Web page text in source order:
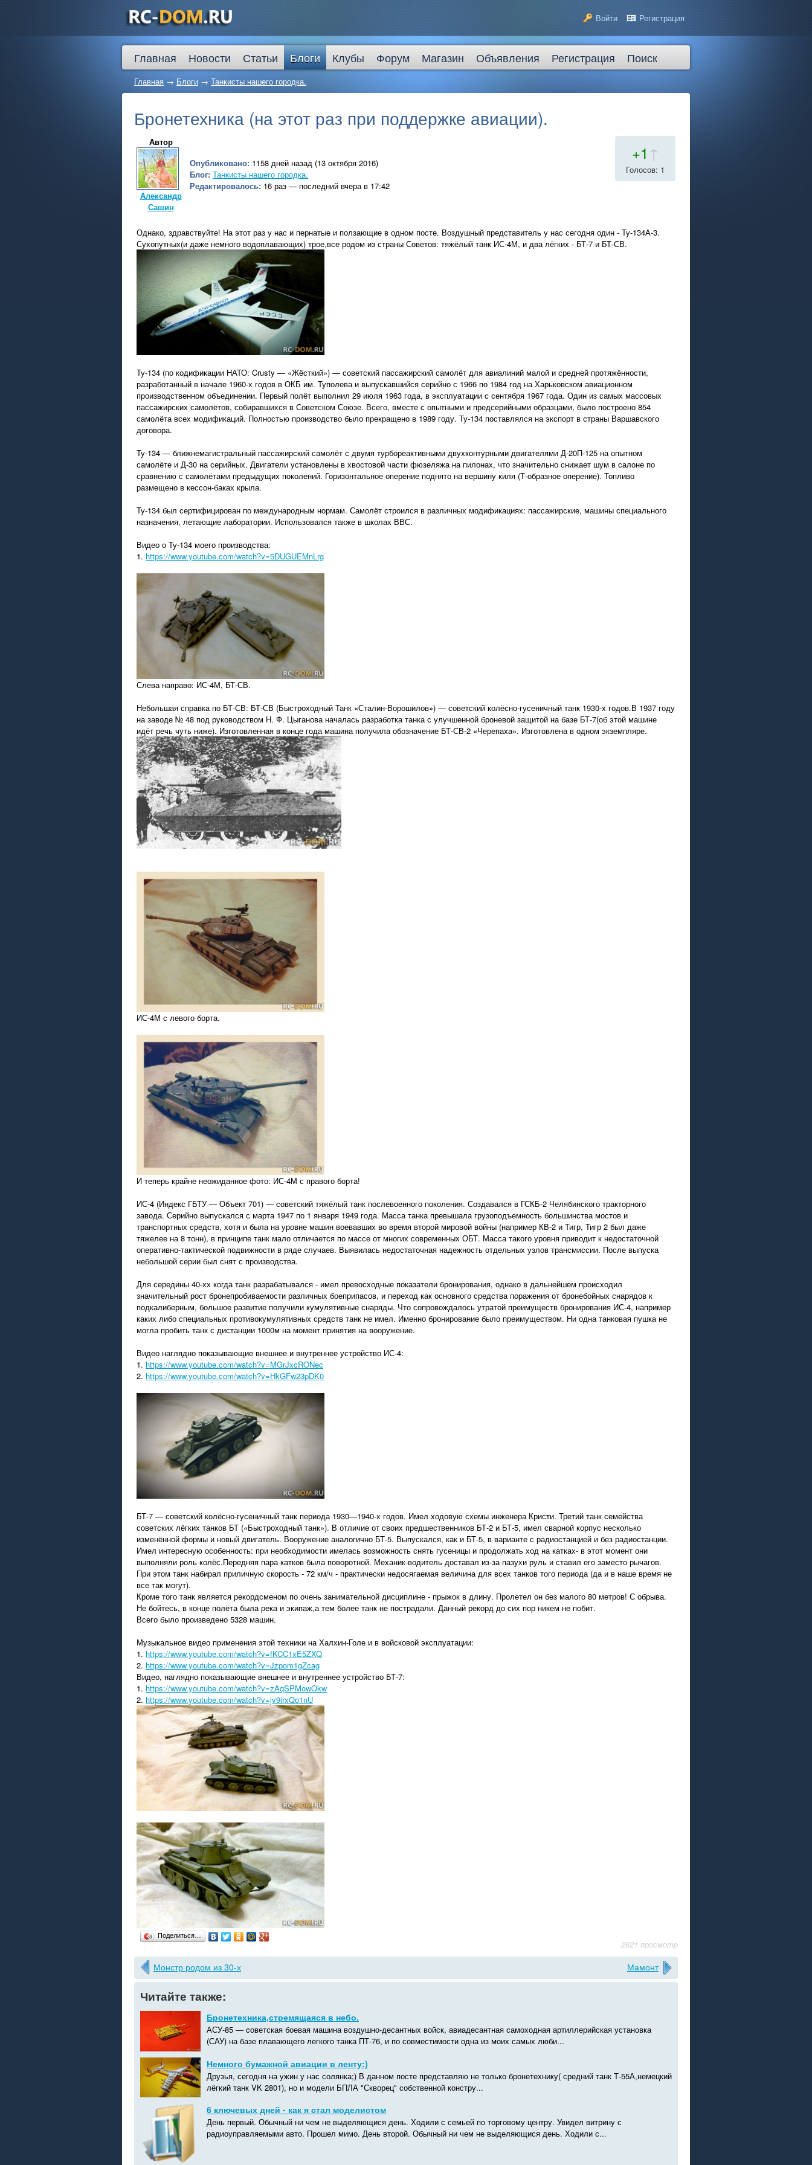
Войти Регистрация
Главная Новости Статьи Блоги Клубы Форум Магазин Объявления Регистрация Поиск
Главная → Блоги → Танкисты нашего городка.
Бронетехника (на этот раз при поддержке авиации).
Автор
Александр
Сашин
Опубликовано: 1158 дней назад (13 октября 2016)
Блог: Танкисты нашего городка.
Редактировалось: 16 раз — последний вчера в 17:42
+1 ↑
Голосов: 1
Однако, здравствуйте! На этот раз у нас и пернатые и ползающие в одном посте. Воздушный представитель у нас сегодня один - Ту-134А-3.
Сухопутных(и даже немного водоплавающих) трое,все родом из страны Советов: тяжёлый танк ИС-4М, и два лёгких - БТ-7 и БТ-СВ.
Ту-134 (по кодификации НАТО: Crusty — «Жёсткий») — советский пассажирский самолёт для авиалиний малой и средней протяжённости,
разработанный в начале 1960-х годов в ОКБ им. Туполева и выпускавшийся серийно с 1966 по 1984 год на Харьковском авиационном
производственном объединении. Первый полёт выполнил 29 июля 1963 года, в эксплуатации с сентября 1967 года. Один из самых массовых
пассажирских самолётов, собиравшихся в Советском Союзе. Всего, вместе с опытными и предсерийными образцами, было построено 854
самолёта всех модификаций. Полностью производство было прекращено в 1989 году. Ту-134 поставлялся на экспорт в страны Варшавского
договора.
Ту-134 — ближнемагистральный пассажирский самолёт с двумя турбо­реактив­ны­ми двух­контур­ны­ми двигателями Д-20П-125 на опытном
самолёте и Д-30 на серийных. Двигатели установлены в хвостовой части фюзеляжа на пилонах, что значительно снижает шум в салоне по
сравнению с самолётами предыдущих поколений. Горизонтальное оперение поднято на вершину киля (Т-образное оперение). Топливо
размещено в кессон-баках крыла.
Ту-134 был сертифицирован по международным нормам. Самолёт строился в различных модификациях: пассажирские, машины специального
назначения, летающие лаборатории. Использовался также в школах ВВС.
Видео о Ту-134 моего производства:
1. https://www.youtube.com/watch?v=5DUGUEMnLrg
Слева направо: ИС-4М, БТ-СВ.
Небольшая справка по БТ-СВ: БТ-СВ (Быстроходный Танк «Сталин-Ворошилов») — советский колёсно-гусеничный танк 1930-х годов.В 1937 году
на заводе № 48 под руководством Н. Ф. Цыганова началась разработка танка с улучшенной броневой защитой на базе БТ-7(об этой машине
идёт речь чуть ниже). Изготовленная в конце года машина получила обозначение БТ-СВ-2 «Черепаха». Изготовлена в одном экземпляре.
ИС-4М с левого борта.
И теперь крайне неожиданное фото: ИС-4М с правого борта!
ИС-4 (Индекс ГБТУ — Объект 701) — советский тяжёлый танк послевоенного поколения. Создавался в ГСКБ-2 Челябинского тракторного
завода. Серийно выпускался с марта 1947 по 1 января 1949 года. Масса танка превышала грузоподъемность большинства мостов и
транспортных средств, хотя и была на уровне машин воевавших во время второй мировой войны (например КВ-2 и Тигр, Тигр 2 был даже
тяжелее на 8 тонн), в принципе танк мало отличается по массе от многих современных ОБТ. Масса такого уровня приводит к недостаточной
оперативно-тактической подвижности в ряде случаев. Выявилась недостаточная надежность отдельных узлов трансмиссии. После выпуска
небольшой серии был снят с производства.
Для середины 40-хх когда танк разрабатывался - имел превосходные показатели бронирования, однако в дальнейшем происходил
значительный рост бронепробиваемости различных боеприпасов, и переход как основного средства поражения от бронебойных снарядов к
подкалиберным, большое развитие получили кумулятивные снаряды. Что сопровождалось утратой преимуществ бронирования ИС-4, например
каких либо специальных противокумулятивных средств танк не имел. Именно бронирование было преимуществом. Ни одна танковая пушка не
могла пробить танк с дистанции 1000м на момент принятия на вооружение.
Видео наглядно показывающие внешнее и внутреннее устройство ИС-4:
1. https://www.youtube.com/watch?v=MGrJxcRONec
2. https://www.youtube.com/watch?v=HkGFw23pDK0
БТ-7 — советский колёсно-гусеничный танк периода 1930—1940-х годов. Имел ходовую схемы инженера Кристи. Третий танк семейства
советских лёгких танков БТ («Быстроходный танк»). В отличие от своих предшественников БТ-2 и БТ-5, имел сварной корпус несколько
изменённой формы и новый двигатель. Вооружение аналогично БТ-5. Выпускался, как и БТ-5, в варианте с радиостанцией и без радиостанции.
Имел интересную особенность: при необходимости имелась возможность снять гусеницы и продолжать ход на катках- в этот момент они
выполняли роль колёс.Передняя пара катков была поворотной. Механик-водитель доставал из-за пазухи руль и ставил его заместо рычагов.
При этом танк набирал приличную скорость - 72 км/ч - практически недосягаемая величина для всех танков того периода (да и в наше время не
все так могут).
Кроме того танк является рекордсменом по очень занимательной дисциплине - прыжок в длину. Пролетел он без малого 80 метров! С обрыва.
Не бойтесь, в конце полёта была река и экипаж,а тем более танк не пострадали. Данный рекорд до сих пор никем не побит.
Всего было произведено 5328 машин.
Музыкальное видео применения этой техники на Халхин-Голе и в войсковой эксплуатации:
1. https://www.youtube.com/watch?v=fKCC1xE5ZXQ
2. https://www.youtube.com/watch?v=Jzpom1gZcag
Видео, наглядно показывающие внешнее и внутреннее устройство БТ-7:
1. https://www.youtube.com/watch?v=zAqSPMowOkw
2. https://www.youtube.com/watch?v=jv9irxQo1nU
Поделиться…
2621 просмотр
Монстр родом из 30-х Мамонт
Читайте также:
Бронетехника,стремящаяся в небо.
АСУ-85 — cоветская боевая машина воздушно-десантных войск, авиадесантная самоходная артиллерийская установка
(САУ) на базе плавающего легкого танка ПТ-76, и по совместимости одна из моих самых люби...
Немного бумажной авиации в ленту:)
Друзья, сегодня на ужин у нас солянка;) В данном посте представляю не только бронетехнику( средний танк Т-55А,немецкий
лёгкий танк VK 2801), но и модели БПЛА "Скворец" собственной констру...
6 ключевых дней - как я стал моделистом
День первый. Обычный ни чем не выделяющися день. Ходили с семьей по торговому центру. Увидел витрину с
радиоуправляемыми авто. Прошел мимо. День второй. Обычный ни чем не выделяющися день. Ходили с...